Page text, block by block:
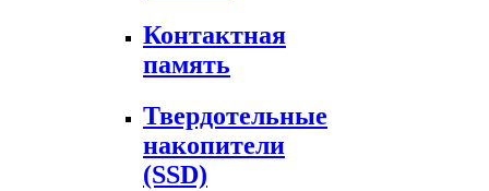
Контактная
память
Твердотельные
накопители
(SSD)